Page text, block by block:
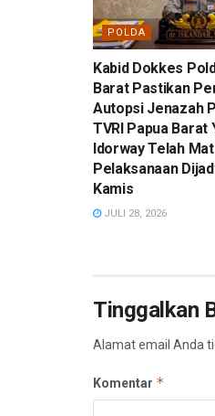
POLDA
Kabid Dokkes
Barat Pastikan
Autopsi Jenazah
TVRI Papua Barat
Idorway Telah
Pelaksanaan
Kamis
JULI 28, 2026
Tinggalkan
Alamat email Anda
Komentar *